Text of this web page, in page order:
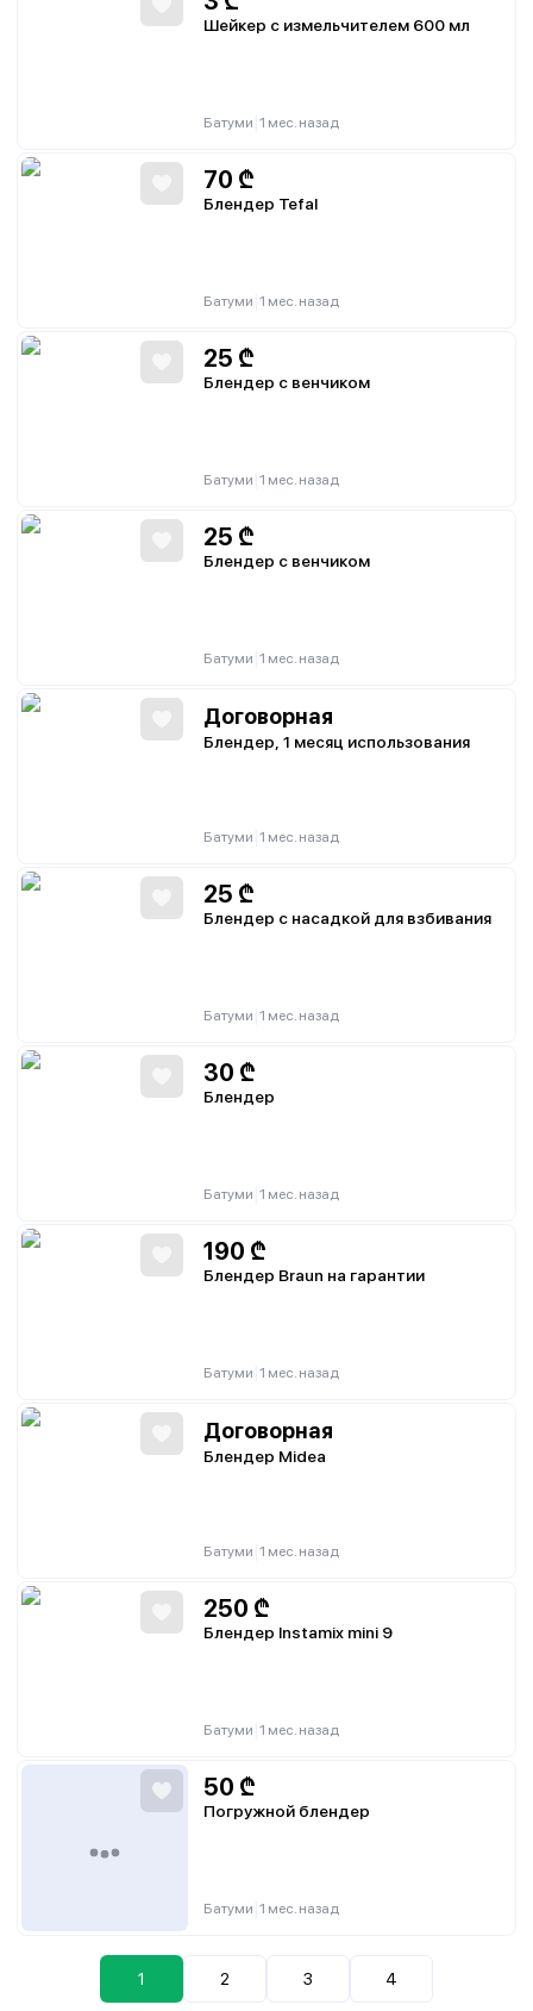
Шейкер с измельчителем 600 мл
Батуми 1 мес. назад
70 ₾
Блендер Tefal
Батуми 1 мес. назад
25 ₾
Блендер с венчиком
Батуми 1 мес. назад
25 ₾
Блендер с венчиком
Батуми 1 мес. назад
Договорная
Блендер, 1 месяц использования
Батуми 1 мес. назад
25 ₾
Блендер с насадкой для взбивания
Батуми 1 мес. назад
30 ₾
Блендер
Батуми 1 мес. назад
190 ₾
Блендер Braun на гарантии
Батуми 1 мес. назад
Договорная
Блендер Midea
Батуми 1 мес. назад
250 ₾
Блендер Instamix mini 9
Батуми 1 мес. назад
50 ₾
Погружной блендер
Батуми 1 мес. назад
1 2 3 4